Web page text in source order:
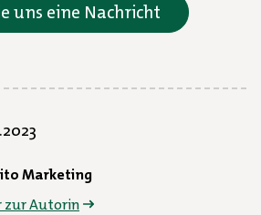
uns eine Nachricht
Marketing
zur Autorin